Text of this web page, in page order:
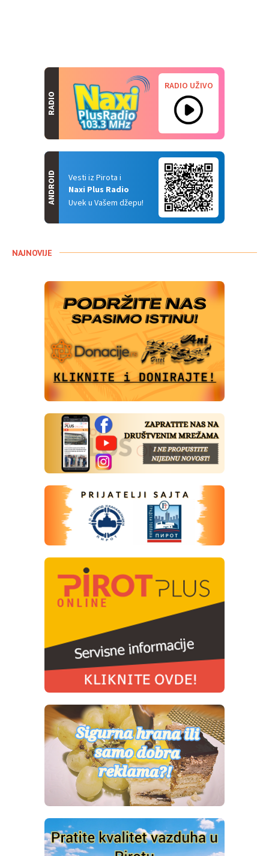
RADIO
RADIO UŽIVO
Vesti iz Pirota i
Naxi Plus Radio
Uvek u Vašem džepu!
ANDROID
NAJNOVIJE